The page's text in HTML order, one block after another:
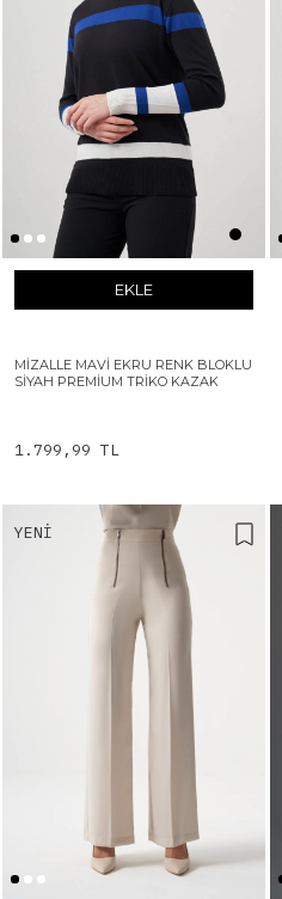
EKLE
MIZALLE MAVI EKRU RENK BLOKLU
SIYAH PREMIUM TRIKO KAZAK
1.799,99 TL
YENI